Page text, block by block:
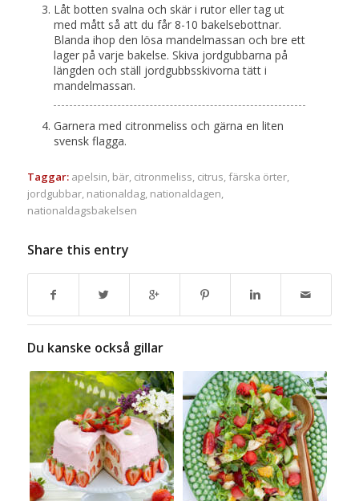
Låt botten svalna och skär i rutor eller tag ut
med mått så att du får 8-10 bakelsebottnar.
Blanda ihop den lösa mandelmassan och bre ett
lager på varje bakelse. Skiva jordgubbarna på
längden och ställ jordgubbsskivorna tätt i
mandelmassan.
Garnera med citronmeliss och gärna en liten
svensk flagga.
Taggar: apelsin, bär, citronmeliss, citrus,färska örter,
jordgubbar, nationaldag, nationaldagen,
nationaldagsbakelsen
Share this entry
Du kanske också gillar